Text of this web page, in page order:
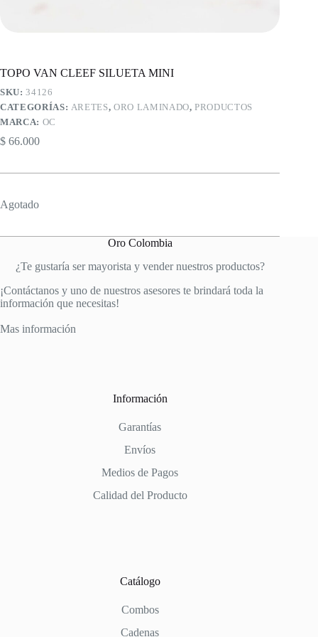
TOPO VAN CLEEF SILUETA MINI
SKU:34126
CATEGORÍAS: ARETES,ORO LAMINADO,PRODUCTOS
MARCA: OC
$ 66.000
Agotado
Oro Colombia
¿Te gustaría ser mayorista y vender nuestros productos?
¡Contáctanos y uno de nuestros asesores te brindará toda la
información que necesitas!
Mas información
Información
Garantías
Envíos
Medios de Pagos
Calidad del Producto
Catálogo
Combos
Cadenas